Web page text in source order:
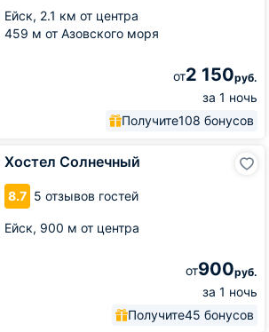
Ейск, 2.1 км от центра
459 м от Азовского моря
от2 150руб.
за 1 ночь
Получите108 бонусов
Хостел Солнечный
8.7 5 отзывов гостей
Ейск, 900 м от центра
от900руб.
за 1 ночь
Получите45 бонусов